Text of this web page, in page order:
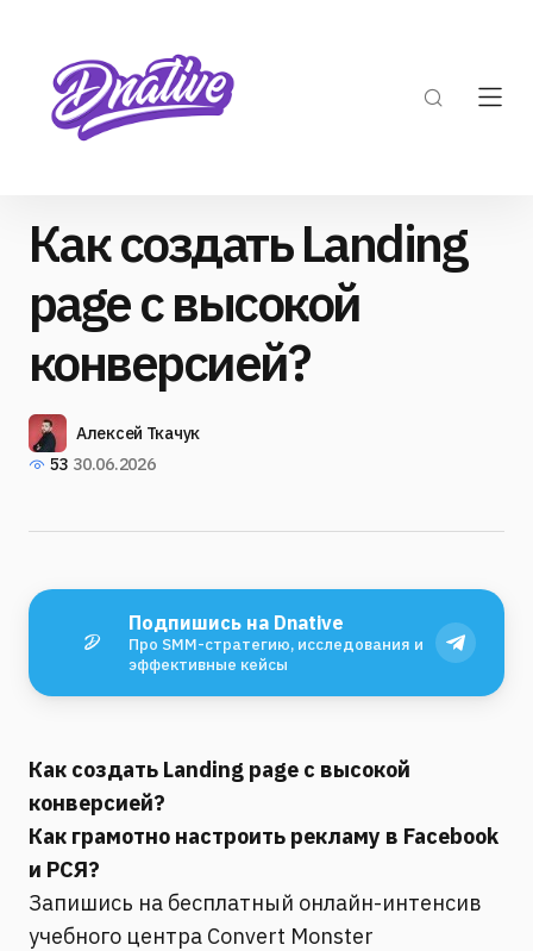
​Как создать Landing
page с высокой
конверсией?
Алексей Ткачук
53 30.06.2026
Подпишись на Dnative
Про SMM-стратегию, исследования и
эффективные кейсы
Как создать Landing page с высокой
конверсией?
Как грамотно настроить рекламу в Facebook
и РСЯ?
Запишись на бесплатный онлайн-интенсив
учебного центра Convert Monster